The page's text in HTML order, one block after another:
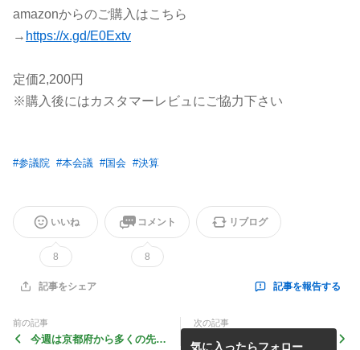
amazonからのご購入はこちら
→ https://x.gd/E0Extv
定価2,200円
※購入後にはカスタマーレビュにご協力下さい
#参議院 #本会議 #国会 #決算
いいね
8
コメント
8
リブログ
記事をシェア 記事を報告する
前の記事
今週は京都府から多くの先生
次の記事
第11回 北陸新幹線与党PT
気に入ったらフォロー